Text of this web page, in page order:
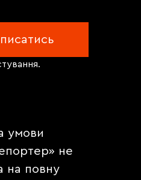
умови
не
на повну